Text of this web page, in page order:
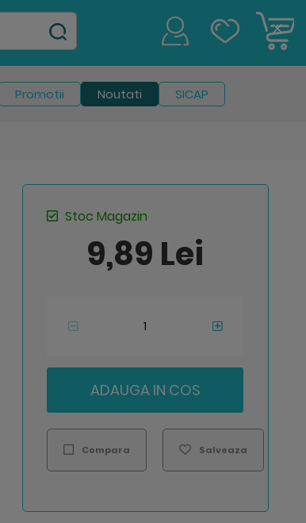
Promotii Noutati SICAP
Stoc Magazin
9,89 Lei
ADAUGA IN COS
Salveaza
Compara
Bar